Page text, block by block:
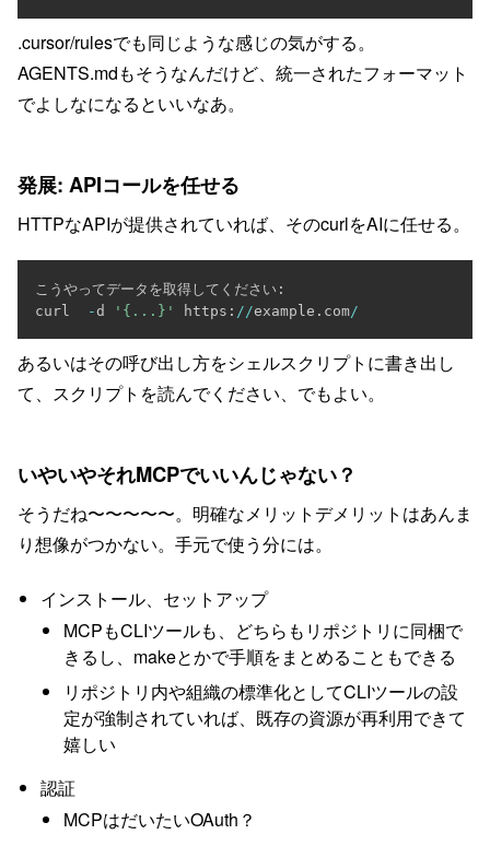
.cursor/rulesでも同じような感じの気がする。
AGENTS.mdもそうなんだけど、統一されたフォーマット
でよしなになるといいなあ。
発展: APIコールを任せる
HTTPなAPIが提供されていれば、そのcurlをAIに任せる。
こうやってデータを取得してください :
curl
-d '{...}' https : //example . com/
あるいはその呼び出し方をシェルスクリプトに書き出し
て、スクリプトを読んでください、でもよい。
いやいやそれMCPでいいんじゃない？
そうだね〜〜〜〜〜。明確なメリットデメリットはあんま
り想像がつかない。手元で使う分には。
インストール、セットアップ
MCPもCLIツールも、どちらもリポジトリに同梱で
きるし、makeとかで手順をまとめることもできる
リポジトリ内や組織の標準化としてCLIツールの設
定が強制されていれば、既存の資源が再利用できて
嬉しい
認証
MCPはだいたいOAuth？